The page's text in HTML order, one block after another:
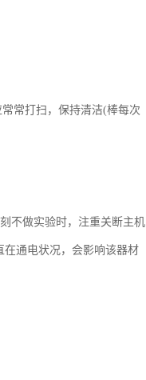
；
常打扫，保持清洁(棒每次
不做实验时，注重关断主机
在通电状况，会影响该器材